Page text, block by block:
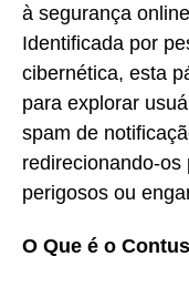
à segurança
Identificada por
cibernética, esta
para explorar
spam de
redirecionando-
perigosos ou
O Que é o